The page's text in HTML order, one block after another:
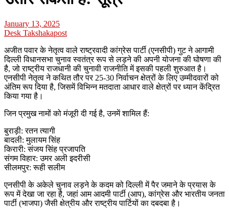
January 13, 2025
Desk Takshakapost
अजीत पवार के नेतृत्व वाले राष्ट्रवादी कांग्रेस पार्टी (एनसीपी) गुट ने आगामी
दिल्ली विधानसभा चुनाव स्वतंत्र रूप से लड़ने की अपनी योजना की घोषणा की
है, जो राष्ट्रीय राजधानी की चुनावी राजनीति में इसकी पहली शुरुआत है।
एनसीपी नेतृत्व ने कथित तौर पर 25-30 निर्वाचन क्षेत्रों के लिए उम्मीदवारों को
अंतिम रूप दिया है, जिसमें विभिन्न मतदाता आधार वाले क्षेत्रों पर ध्यान केंद्रित
किया गया है।
जिन प्रमुख नामों को मंजूरी दी गई है, उनमें शामिल हैं:
बुराड़ी: रतन त्यागी
बादली: मुलायम सिंह
किरारी: संजय सिंह प्रजापति
संगम विहार: उमर अली इदरीसी
सीलमपुर: रूही सलीम
एनसीपी के अकेले चुनाव लड़ने के कदम को दिल्ली में पैर जमाने के प्रयास के
रूप में देखा जा रहा है, जहां आम आदमी पार्टी (आप), कांग्रेस और भारतीय जनता
पार्टी (भाजपा) जैसी क्षेत्रीय और राष्ट्रीय पार्टियों का दबदबा है।